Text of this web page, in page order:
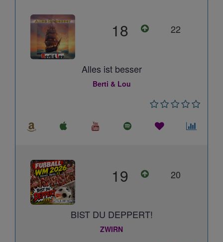
18 22
Alles ist besser
Berti & Lou
19 20
BIST DU DEPPERT!
ZWIRN